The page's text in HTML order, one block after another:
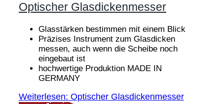
Optischer Glasdickenmesser
Glasstärken bestimmen mit einem Blick
Präzises Instrument zum Glasdicken
messen, auch wenn die Scheibe noch
eingebaut ist
hochwertige Produktion MADE IN
GERMANY
Weiterlesen: Optischer Glasdickenmesser